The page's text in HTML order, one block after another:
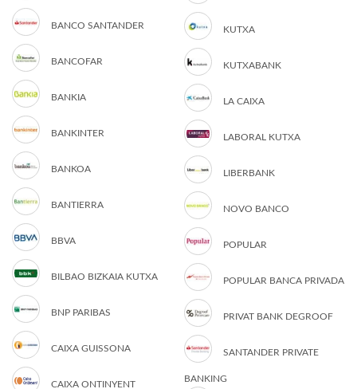
BANCO SANTANDER
BANCOFAR
BANKIA
BANKINTER
BANKOA
BANTIERRA
BBVA
BILBAO BIZKAIA KUTXA
BNP PARIBAS
CAIXA GUISSONA
CAIXA ONTINYENT
KUTXA
KUTXABANK
LA CAIXA
LABORAL KUTXA
LIBERBANK
NOVO BANCO
POPULAR
POPULAR BANCA PRIVADA
PRIVAT BANK DEGROOF
SANTANDER PRIVATE
BANKING